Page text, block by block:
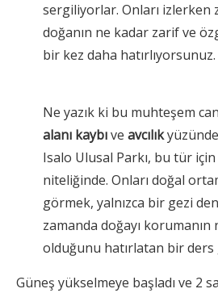
sergiliyorlar. Onları izlerken
doğanın ne kadar zarif ve
bir kez daha hatırlıyorsunuz.
Ne yazık ki bu muhteşem
alanı kaybıve avcılık
Isalo Ulusal Parkı, bu tür için
niteliğinde. Onları doğal
görmek, yalnızca bir gezi
zamanda doğayı
olduğunu hatırlatan bir ders
Güneş yükselmeye başladı ve 2